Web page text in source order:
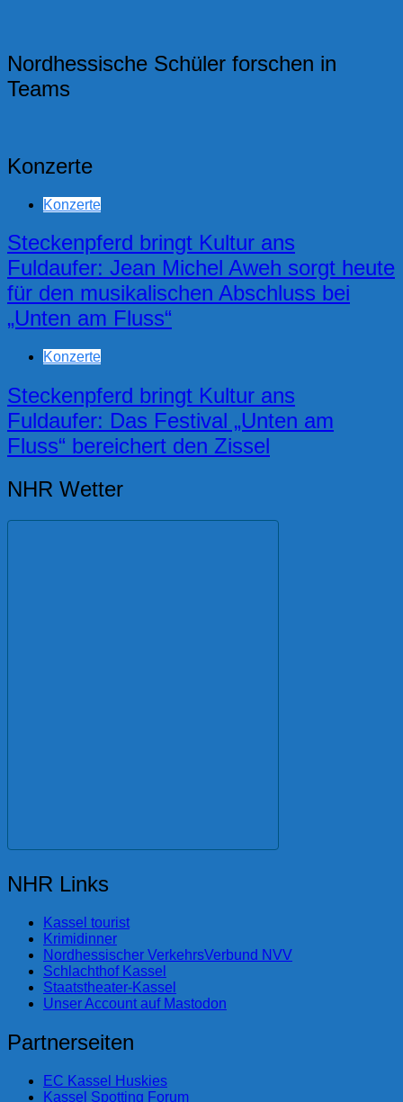
Nordhessische Schüler forschen in
Teams
Konzerte
Konzerte
Steckenpferd bringt Kultur ans
Fuldaufer: Jean Michel Aweh sorgt heute
für den musikalischen Abschluss bei
„Unten am Fluss“
Konzerte
Steckenpferd bringt Kultur ans
Fuldaufer: Das Festival „Unten am
Fluss“ bereichert den Zissel
NHR Wetter
NHR Links
Kassel tourist
Krimidinner
Nordhessischer VerkehrsVerbund NVV
Schlachthof Kassel
Staatstheater-Kassel
Unser Account auf Mastodon
Partnerseiten
EC Kassel Huskies
Kassel Spotting Forum